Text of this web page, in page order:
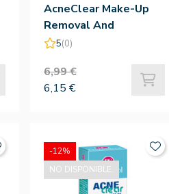
AcneClear Make-Up
Removal And
Cleansing Gel 200ml -
5(0)
6,99 €
6,15 €
-12%
NO DISPONIBLE.